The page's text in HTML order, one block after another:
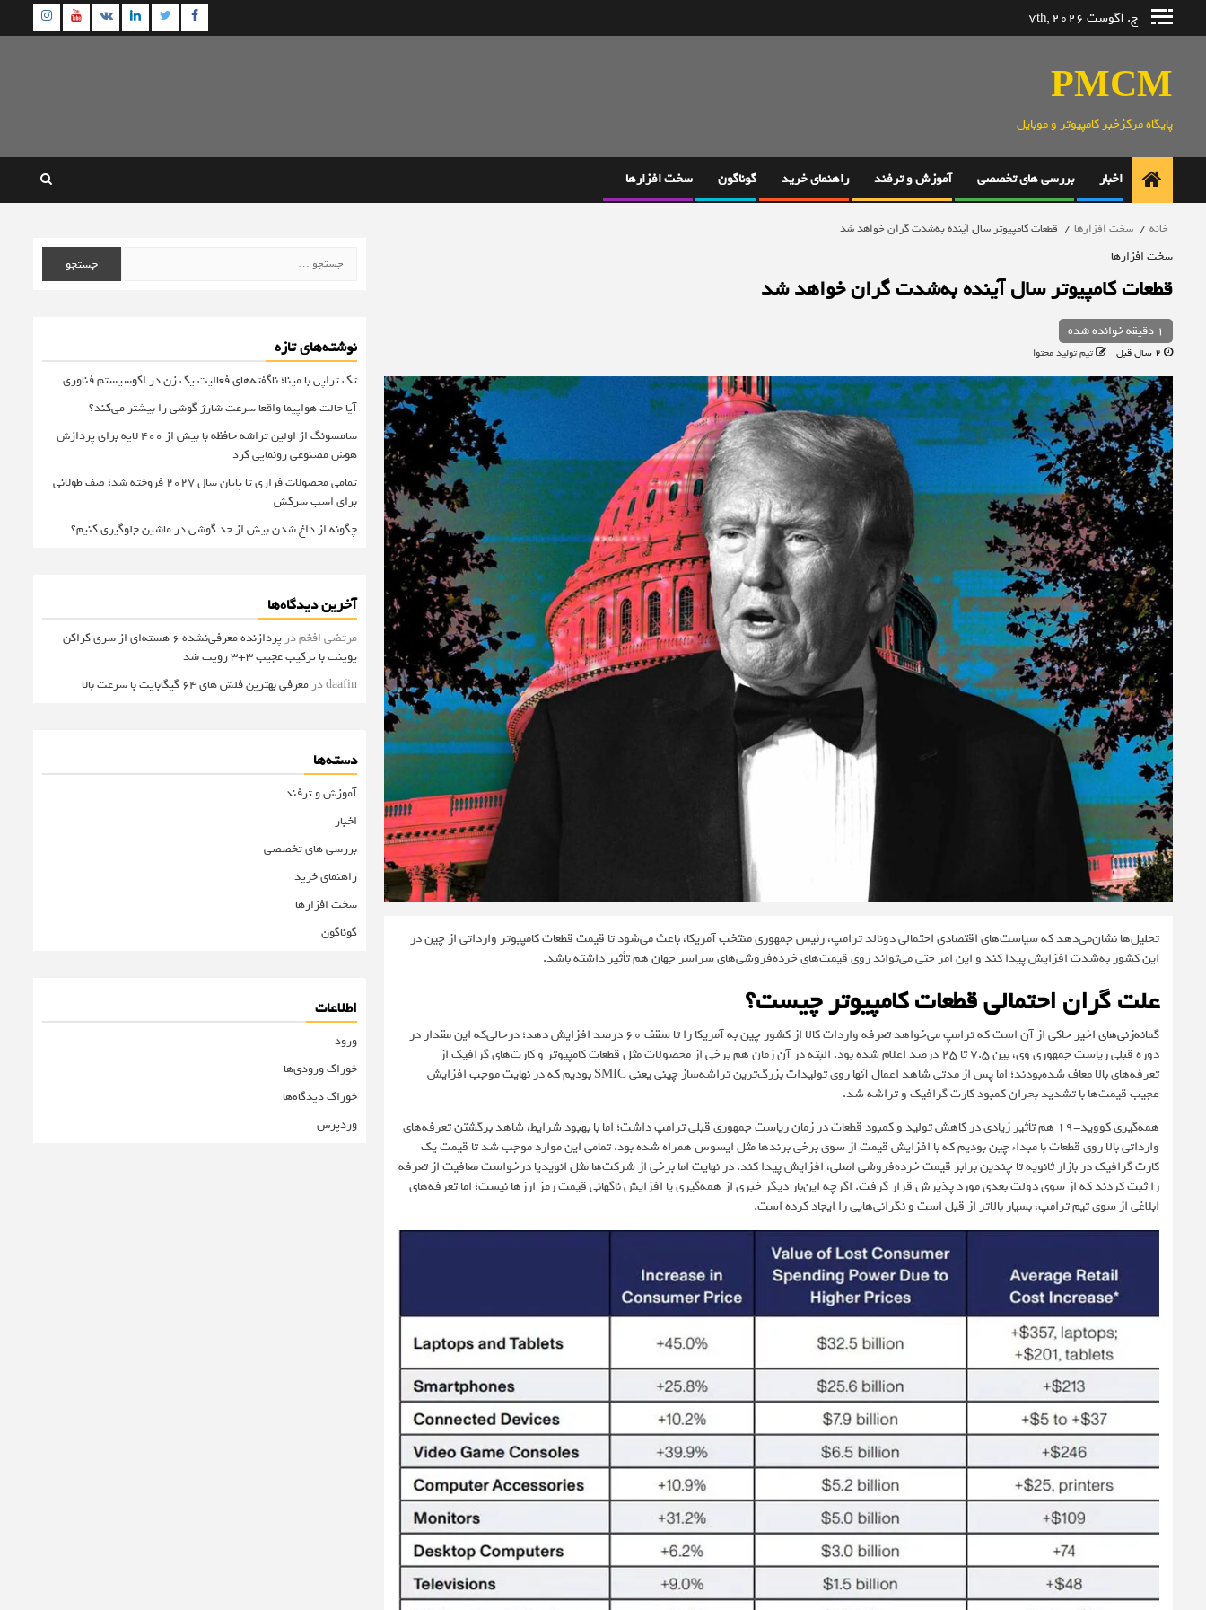
ج. آگوست 7th, 2026 Facebook
Twitter
Linkedin
VK
PMCM
پایگاه مرکزخبر کامپیوتر و موبایل
اخبار بررسی های تخصصی آموزش و ترفند راهنمای خرید گوناگون سخت افزارها
خانه سخت افزارها قطعات کامپیوتر سال آینده به‌شدت گران خواهد شد
سخت افزارها
قطعات کامپیوتر سال آینده به‌شدت گران خواهد شد
1 دقیقه خوانده شده
تیم تولید محتوا
تحلیل‌ها نشان‌می‌دهد که سیاست‌های اقتصادی احتمالی دونالد ترامپ، رئیس جمهوری منتخب آمریکا، باعث می‌شود تا قیمت قطعات کامپیوتر وارداتی از چین در
این کشور به‌شدت افزایش پیدا کند و این امر حتی می‌تواند روی قیمت‌های خرده‌فروشی‌های سراسر جهان هم تأثیر داشته باشد.
علت گران احتمالی قطعات کامپیوتر چیست؟
گمانه‌زنی‌های اخیر
حاکی از آن است که ترامپ می‌خواهد تعرفه واردات کالا از کشور چین به آمریکا را تا سقف ۶۰ درصد افزایش دهد؛ درحالی‌که این مقدار در
دوره قبلی ریاست جمهوری وی، بین ۷.۵ تا ۲۵ درصد اعلام شده بود. البته در آن زمان هم برخی از محصولات مثل قطعات کامپیوتر و کارت‌های گرافیک از
تعرفه‌های بالا معاف شده‌بودند؛ اما پس از مدتی شاهد اعمال آنها روی تولیدات بزرگ‌ترین تراشه‌ساز چینی یعنی SMIC بودیم که در نهایت موجب افزایش
عجیب قیمت‌ها با تشدید بحران کمبود کارت گرافیک و تراشه شد.
همه‌گیری کووید-۱۹ هم تأثیر زیادی در کاهش تولید و کمبود قطعات در زمان ریاست جمهوری قبلی ترامپ داشت؛ اما با بهبود شرایط، شاهد برگشتن تعرفه‌های
وارداتی بالا روی قطعات با مبداء چین بودیم که با افزایش قیمت از سوی برخی برندها مثل ایسوس همراه شده بود. تمامی این موارد موجب شد تا قیمت یک
کارت گرافیک در بازار ثانویه تا چندین برابر قیمت خرده‌فروشی اصلی، افزایش پیدا کند. در نهایت اما برخی از شرکت‌ها مثل انویدیا درخواست معافیت از تعرفه
را ثبت کردند که از سوی دولت بعدی مورد پذیرش قرار گرفت. اگرچه این‌بار دیگر خبری از همه‌گیری یا افزایش ناگهانی قیمت رمز ارزها نیست؛ اما تعرفه‌های
ابلاغی از سوی تیم ترامپ، بسیار بالاتر از قبل است و نگرانی‌هایی را ایجاد کرده است.
برای:
نوشته‌های تازه
تک تراپی با مینا؛ ناگفته‌های فعالیت یک زن در اکوسیستم فناوری
آیا حالت هواپیما واقعا سرعت شارژ گوشی را بیشتر می‌کند؟
سامسونگ از اولین تراشه حافظه با بیش از ۴۰۰ لایه برای پردازش
هوش مصنوعی رونمایی کرد
تمامی محصولات فراری تا پایان سال ۲۰۲۷ فروخته شد؛ صف طولانی
برای اسب سرکش
چگونه از داغ شدن بیش از حد گوشی در ماشین جلوگیری کنیم؟
آخرین دیدگاه‌ها
مرتضی افخمدر
پردازنده معرفی‌نشده 6 هسته‌ای از سری کراکن
پوینت با ترکیب عجیب 3+3 رویت شد
daafinدر معرفی بهترین فلش های 64 گیگابایت با سرعت بالا
دسته‌ها
آموزش و ترفند
اخبار
بررسی های تخصصی
راهنمای خرید
سخت افزارها
گوناگون
اطلاعات
ورود
خوراک ورودی‌ها
خوراک دیدگاه‌ها
وردپرس